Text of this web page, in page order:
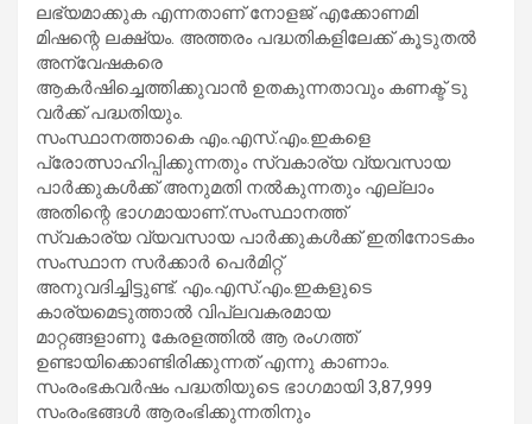
ലഭ്യമാക്കുക എന്നതാണ് നോളജ് എക്കോണമി
മിഷന്റെ ലക്ഷ്യം. അത്തരം പദ്ധതികളിലേക്ക് കൂടുതൽ
അന്വേഷകരെ
ആകർഷിച്ചെത്തിക്കുവാൻ ഉതകുന്നതാവും കണക്ട് ടു
വർക്ക് പദ്ധതിയും.
സംസ്ഥാനത്താകെ എം.എസ്.എം.ഇകളെ
പ്രോത്സാഹിപ്പിക്കുന്നതും സ്വകാര്യ വ്യവസായ
പാർക്കുകൾക്ക് അനുമതി നൽകുന്നതും എല്ലാം
അതിന്റെ ഭാഗമായാണ്.സംസ്ഥാനത്ത്
സ്വകാര്യ വ്യവസായ പാർക്കുകൾക്ക് ഇതിനോടകം
സംസ്ഥാന സർക്കാർ പെർമിറ്റ്
അനുവദിച്ചിട്ടുണ്ട്. എം.എസ്.എം.ഇകളുടെ
കാര്യമെടുത്താൽ വിപ്ലവകരമായ
മാറ്റങ്ങളാണു കേരളത്തിൽ ആ രംഗത്ത്
ഉണ്ടായിക്കൊണ്ടിരിക്കുന്നത് എന്നു കാണാം.
സംരംഭകവർഷം പദ്ധതിയുടെ ഭാഗമായി 3,87,999
സംരംഭങ്ങൾ ആരംഭിക്കുന്നതിനും